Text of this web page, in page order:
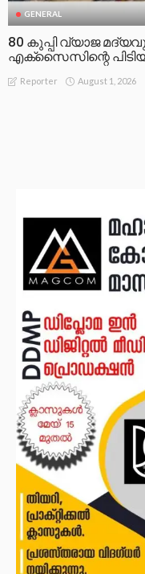
GENERAL
80 കുപ്പി വ്യാജ
എക്സൈസിന്റെ
Reporter August 1, 2026